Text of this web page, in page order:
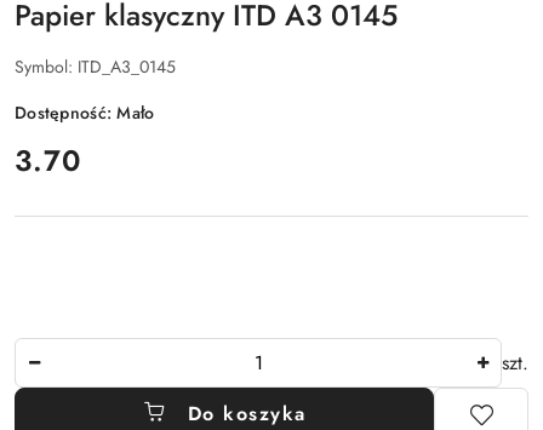
Papier klasyczny ITD A3 0145
Symbol: ITD_A3_0145
Dostępność:Mało
cena:
3.70
szt.
Do koszyka